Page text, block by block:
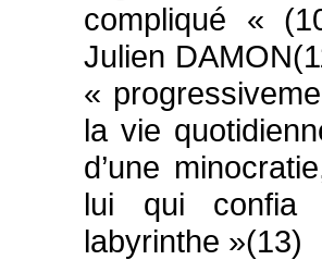
compliqué «
Julien
«
la vie
d’une
lui qui confia
labyrinthe »(13)